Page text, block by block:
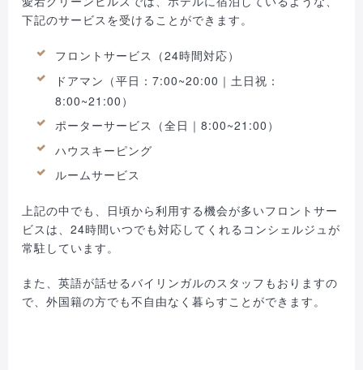
下記のサービスを受けることができます。
フロントサービス（24時間対応）
ドアマン（平日：7:00~20:00｜土日祝：
8:00~21:00）
ポーターサービス（全日｜8:00~21:00）
ハウスキーピング
ルームサービス
上記の中でも、日頃から利用する機会が多いフロントサー
ビスは、24時間いつでも対応してくれるコンシェルジュが
常駐しています。
また、英語が話せるバイリンガルのスタッフもおりますの
で、外国籍の方でも不自由なく暮らすことができます。